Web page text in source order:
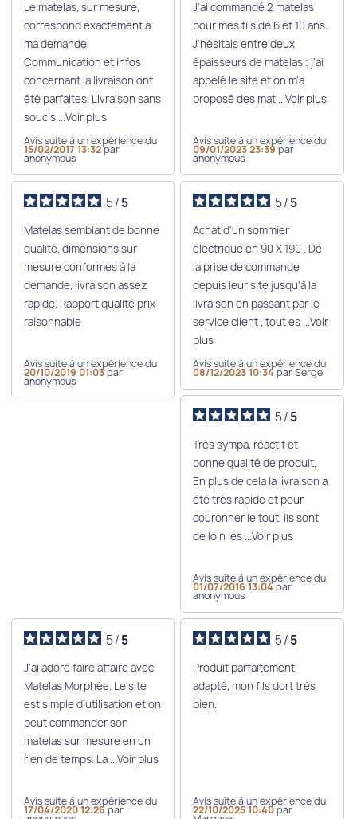
Le matelas, sur mesure,
correspond exactement à
ma demande.
Communication et infos
concernant la livraison ont
été parfaites. Livraison sans
soucis ...Voir plus
Avis suite à un expérience du
15/02/2017 13:32par
anonymous
J'ai commandé 2 matelas
pour mes fils de 6 et 10 ans.
J'hésitais entre deux
épaisseurs de matelas ; j'ai
appelé le site et on m'a
proposé des mat ...Voir plus
Avis suite à un expérience du
09/01/2023 23:39 par
anonymous
5/5
Matelas semblant de bonne
qualité, dimensions sur
mesure conformes à la
demande, livraison assez
rapide. Rapport qualité prix
raisonnable
Avis suite à un expérience du
20/10/2019 01:03par
anonymous
5/5
Achat d'un sommier
électrique en 90 X 190 . De
la prise de commande
depuis leur site jusqu'à la
livraison en passant par le
service client , tout es ...Voir
plus
Avis suite à un expérience du
08/12/2023 10:34 par Serge
5/5
Très sympa, réactif et
bonne qualité de produit.
En plus de cela la livraison a
été très rapide et pour
couronner le tout, ils sont
de loin les ...Voir plus
Avis suite à un expérience du
01/07/2016 13:04 par
anonymous
5/5
J'ai adoré faire affaire avec
Matelas Morphée. Le site
est simple d'utilisation et on
peut commander son
matelas sur mesure en un
rien de temps. La ...Voir plus
Avis suite à un expérience du
17/04/2020 12:26 par
5/5
Produit parfaitement
adapté, mon fils dort très
bien.
Avis suite à un expérience du
22/10/2025 10:40par